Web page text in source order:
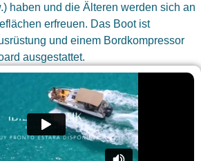
haben und die Älteren werden sich an
erfreuen. Das Boot ist
und einem Bordkompressor
ausgestattet.